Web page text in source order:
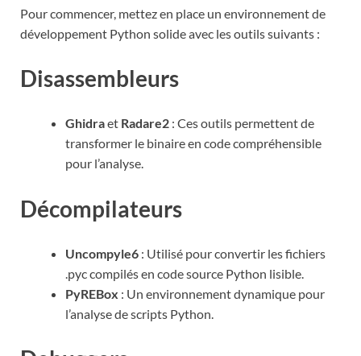
Pour commencer, mettez en place un environnement de
développement Python solide avec les outils suivants :
Disassembleurs
Ghidraet Radare2 : Ces outils permettent de
transformer le binaire en code compréhensible
pour l’analyse.
Décompilateurs
Uncompyle6 : Utilisé pour convertir les fichiers
.pyc compilés en code source Python lisible.
PyREBox : Un environnement dynamique pour
l’analyse de scripts Python.